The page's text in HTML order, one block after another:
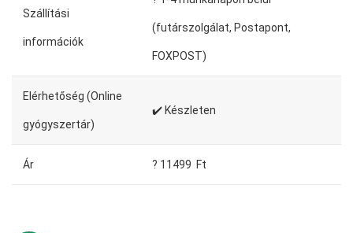
Szállítási
információk
(futárszolgálat, Postapont,
FOXPOST)
Elérhetőség (Online
gyógyszertár)
✔️ Készleten
Ár ? 11499 Ft